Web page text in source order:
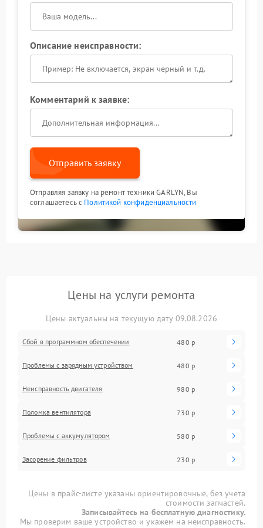
Описание неисправности:
Комментарий к заявке:
Отправить заявку
Отправляя заявку на ремонт техники GARLYN, Вы
соглашаетесь с Политикой конфиденциальности
Цены на услуги ремонта
Цены актуальны на текущую дату 09.08.2026
Сбой в программном обеспечении 480 р
Проблемы с зарядным устройством 480 р
Неисправность двигателя 980 р
Поломка вентилятора 730 р
Проблемы с аккумулятором 580 р
Засорение фильтров 230 р
Цены в прайс-листе указаны ориентировочные, без учета
стоимости запчастей.
Записывайтесь на бесплатную диагностику.
Мы проверим ваше устройство и укажем на неисправность.